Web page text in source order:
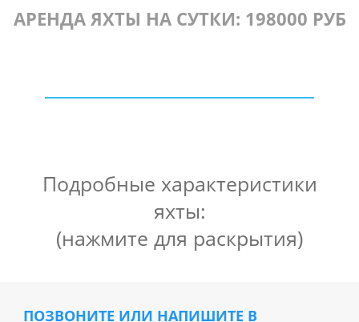
АРЕНДА ЯХТЫ НА СУТКИ: 198000 РУБ
Подробные характеристики
яхты:
(нажмите для раскрытия)
ПОЗВОНИТЕ ИЛИ НАПИШИТЕ В